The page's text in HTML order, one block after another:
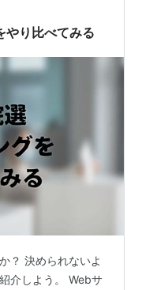
自動広告） 私もマ
みました…
り比べてみる
？ 決められないよ
介しよう。 Webサ